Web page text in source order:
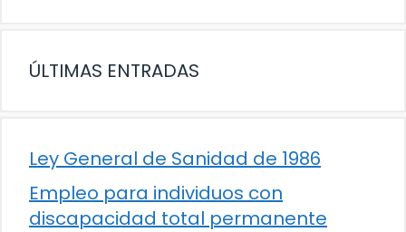
ÚLTIMAS ENTRADAS
Ley General de Sanidad de 1986
Empleo para individuos con
discapacidad total permanente